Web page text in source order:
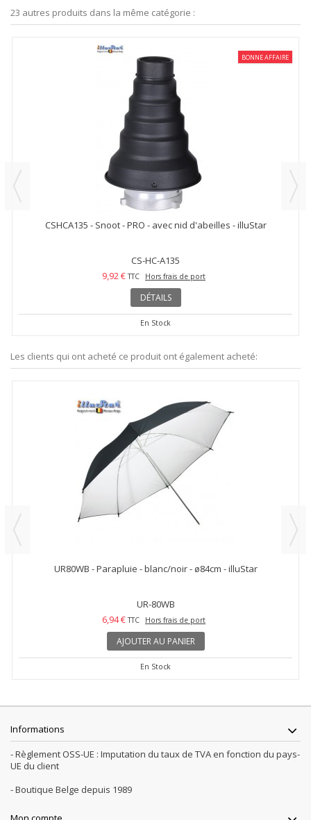
23 autres produits dans la même catégorie :
BONNE AFFAIRE
CSHCA135 - Snoot - PRO - avec nid d'abeilles - illuStar
CS-HC-A135
9,92 € TTC Hors frais de port
DÉTAILS
En Stock
Les clients qui ont acheté ce produit ont également acheté:
UR80WB - Parapluie - blanc/noir - ø84cm - illuStar
UR-80WB
6,94 € TTC Hors frais de port
AJOUTER AU PANIER
En Stock
Informations
- Règlement OSS-UE : Imputation du taux de TVA en fonction du pays-
UE du client
- Boutique Belge depuis 1989